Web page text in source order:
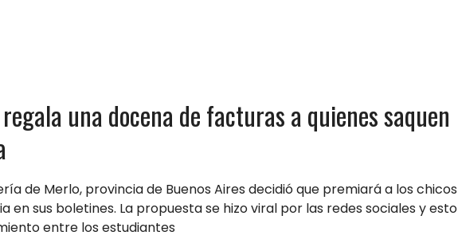
una docena de facturas a quienes saquen
de Merlo, provincia de Buenos Aires decidió que premiará a los chicos
en sus boletines. La propuesta se hizo viral por las redes sociales y esto
entre los estudiantes